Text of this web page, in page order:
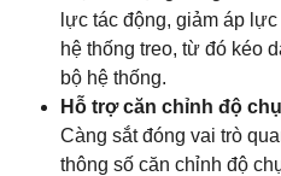
lực tác động, giảm áp
hệ thống treo, từ đó kéo
bộ hệ thống.
Hỗ trợ căn chỉnh độ
Càng sắt đóng vai trò
thông số căn chỉnh độ